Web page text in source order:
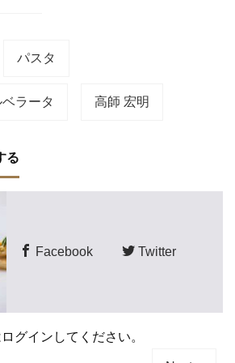
パスタ
ラータ 高師 宏明
る
Facebook Twitter
グインしてください。